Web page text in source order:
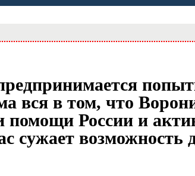
вся в том, что
России и
сужает возможность